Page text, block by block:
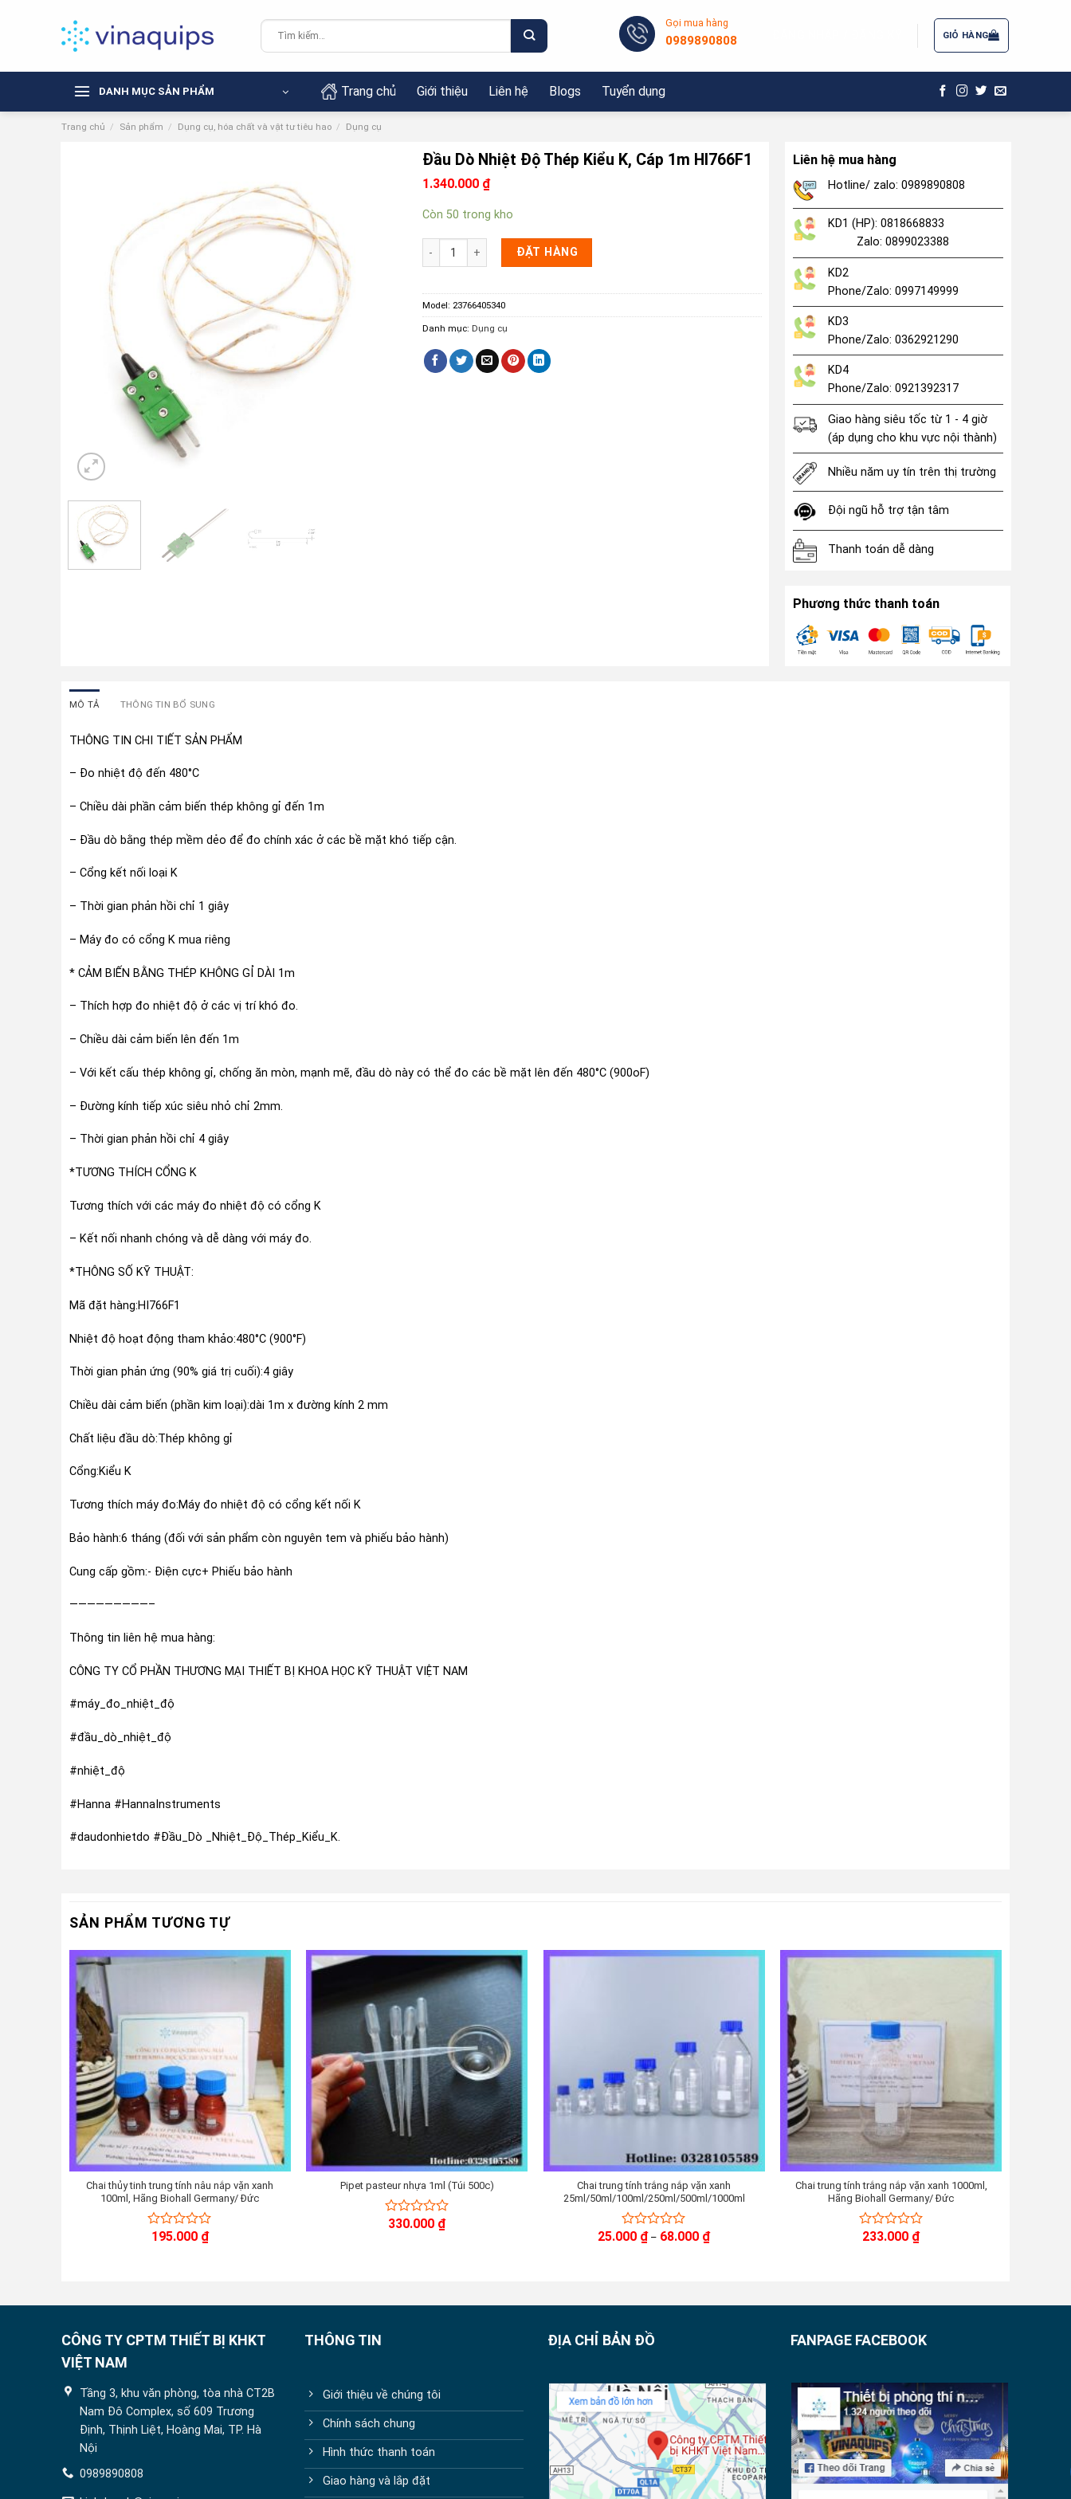
Tìm
kiếm:
Gọi mua hàng
0989890808 GIỎ HÀNG
DANH MỤC SẢN PHẨM Trang chủ Giới thiệu Liên hệ Blogs Tuyển dụng
Trang chủ / Sản phẩm / Dụng cụ, hóa chất và vật tư tiêu hao / Dụng cụ
Đầu Dò Nhiệt Độ Thép Kiểu K, Cáp 1m HI766F1
1.340.000 ₫
Còn 50 trong kho
Đầu Dò Nhiệt Độ Thép Kiểu K, Cáp 1m HI766F1 số lượng
ĐẶT HÀNG
Model: 23766405340
Danh mục: Dụng cụ
Liên hệ mua hàng
Hotline/ zalo: 0989890808
KD1 (HP): 0818668833
Zalo: 0899023388
KD2
Phone/Zalo: 0997149999
KD3
Phone/Zalo: 0362921290
KD4
Phone/Zalo: 0921392317
Giao hàng siêu tốc từ 1 - 4 giờ
(áp dụng cho khu vực nội thành)
Nhiều năm uy tín trên thị trường
Đội ngũ hỗ trợ tận tâm
Thanh toán dễ dàng
Phương thức thanh toán
MÔ TẢ THÔNG TIN BỔ SUNG
THÔNG TIN CHI TIẾT SẢN PHẨM
– Đo nhiệt độ đến 480°C
– Chiều dài phần cảm biến thép không gỉ đến 1m
– Đầu dò bằng thép mềm dẻo để đo chính xác ở các bề mặt khó tiếp cận.
– Cổng kết nối loại K
– Thời gian phản hồi chỉ 1 giây
– Máy đo có cổng K mua riêng
* CẢM BIẾN BẰNG THÉP KHÔNG GỈ DÀI 1m
– Thích hợp đo nhiệt độ ở các vị trí khó đo.
– Chiều dài cảm biến lên đến 1m
– Với kết cấu thép không gỉ, chống ăn mòn, mạnh mẽ, đầu dò này có thể đo các bề mặt lên đến 480°C (900oF)
– Đường kính tiếp xúc siêu nhỏ chỉ 2mm.
– Thời gian phản hồi chỉ 4 giây
*TƯƠNG THÍCH CỔNG K
Tương thích với các máy đo nhiệt độ có cổng K
– Kết nối nhanh chóng và dễ dàng với máy đo.
*THÔNG SỐ KỸ THUẬT:
Mã đặt hàng:HI766F1
Nhiệt độ hoạt động tham khảo:480°C (900°F)
Thời gian phản ứng (90% giá trị cuối):4 giây
Chiều dài cảm biến (phần kim loại):dài 1m x đường kính 2 mm
Chất liệu đầu dò:Thép không gỉ
Cổng:Kiểu K
Tương thích máy đo:Máy đo nhiệt độ có cổng kết nối K
Bảo hành:6 tháng (đối với sản phẩm còn nguyên tem và phiếu bảo hành)
Cung cấp gồm:- Điện cực+ Phiếu bảo hành
—————————–
Thông tin liên hệ mua hàng:
CÔNG TY CỔ PHẦN THƯƠNG MẠI THIẾT BỊ KHOA HỌC KỸ THUẬT VIỆT NAM
#máy_đo_nhiệt_độ
#đầu_dò_nhiệt_độ
#nhiệt_độ
#Hanna #HannaInstruments
#daudonhietdo #Đầu_Dò _Nhiệt_Độ_Thép_Kiểu_K.
SẢN PHẨM TƯƠNG TỰ
Chai thủy tinh trung tính nâu nắp vặn xanh
100ml, Hãng Biohall Germany/ Đức
0195.000 ₫
Pipet pasteur nhựa 1ml (Túi 500c)
0330.000 ₫
Chai trung tính trắng nắp vặn xanh
25ml/50ml/100ml/250ml/500ml/1000ml
0
25.000 ₫ – 68.000 ₫Khoảng
Chai trung tính trắng nắp vặn xanh 1000ml,
Hãng Biohall Germany/ Đức
0233.000 ₫
CÔNG TY CPTM THIẾT BỊ KHKT
VIỆT NAM
Tầng 3, khu văn phòng, tòa nhà CT2B
Nam Đô Complex, số 609 Trương
Định, Thịnh Liệt, Hoàng Mai, TP. Hà
Nội
0989890808
THÔNG TIN
Giới thiệu về chúng tôi
Chính sách chung
Hình thức thanh toán
Giao hàng và lắp đặt
ĐỊA CHỈ BẢN ĐỒ FANPAGE FACEBOOK